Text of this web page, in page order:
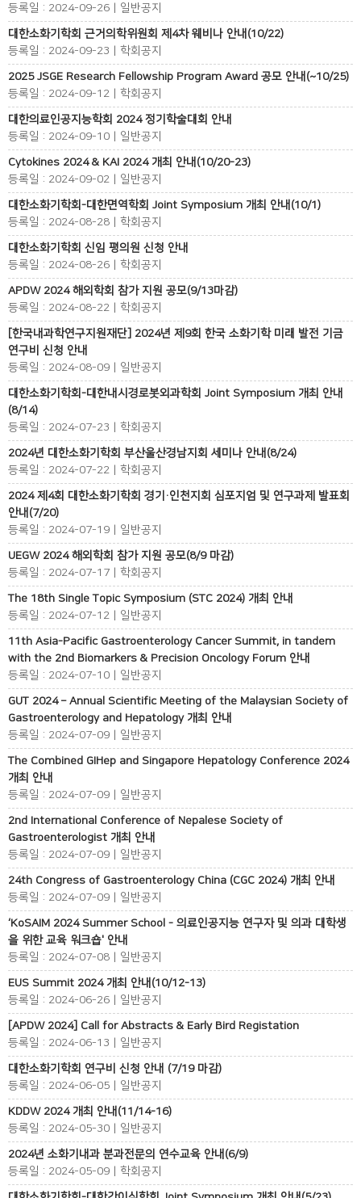
등록일 : 2024-09-26 | 일반공지
대한소화기학회 근거의학위원회 제4차 웨비나 안내(10/22)
등록일 : 2024-09-23 | 학회공지
2025 JSGE Research Fellowship Program Award 공모 안내(~10/25)
등록일 : 2024-09-12 | 학회공지
대한의료인공지능학회 2024 정기학술대회 안내
등록일 : 2024-09-10 | 일반공지
Cytokines 2024 & KAI 2024 개최 안내(10/20-23)
등록일 : 2024-09-02 | 일반공지
대한소화기학회-대한면역학회 Joint Symposium 개최 안내(10/1)
등록일 : 2024-08-28 | 학회공지
대한소화기학회 신임 평의원 신청 안내
등록일 : 2024-08-26 | 학회공지
APDW 2024 해외학회 참가 지원 공모(9/13마감)
등록일 : 2024-08-22 | 학회공지
[한국내과학연구지원재단] 2024년 제9회 한국 소화기학 미래 발전 기금
연구비 신청 안내
등록일 : 2024-08-09 | 일반공지
대한소화기학회-대한내시경로봇외과학회 Joint Symposium 개최 안내
(8/14)
등록일 : 2024-07-23 | 학회공지
2024년 대한소화기학회 부산울산경남지회 세미나 안내(8/24)
등록일 : 2024-07-22 | 학회공지
2024 제4회 대한소화기학회 경기·인천지회 심포지엄 및 연구과제 발표회
안내(7/20)
등록일 : 2024-07-19 | 일반공지
UEGW 2024 해외학회 참가 지원 공모(8/9 마감)
등록일 : 2024-07-17 | 학회공지
The 18th Single Topic Symposium (STC 2024) 개최 안내
등록일 : 2024-07-12 | 일반공지
11th Asia-Pacific Gastroenterology Cancer Summit, in tandem
with the 2nd Biomarkers & Precision Oncology Forum 안내
등록일 : 2024-07-10 | 일반공지
GUT 2024 – Annual Scientific Meeting of the Malaysian Society of
Gastroenterology and Hepatology 개최 안내
등록일 : 2024-07-09 | 일반공지
The Combined GIHep and Singapore Hepatology Conference 2024
개최 안내
등록일 : 2024-07-09 | 일반공지
2nd International Conference of Nepalese Society of
Gastroenterologist 개최 안내
등록일 : 2024-07-09 | 일반공지
24th Congress of Gastroenterology China (CGC 2024) 개최 안내
등록일 : 2024-07-09 | 일반공지
‘KoSAIM 2024 Summer School - 의료인공지능 연구자 및 의과 대학생
을 위한 교육 워크숍' 안내
등록일 : 2024-07-08 | 일반공지
EUS Summit 2024 개최 안내(10/12-13)
등록일 : 2024-06-26 | 일반공지
[APDW 2024] Call for Abstracts & Early Bird Registation
등록일 : 2024-06-13 | 일반공지
대한소화기학회 연구비 신청 안내 (7/19 마감)
등록일 : 2024-06-05 | 일반공지
KDDW 2024 개최 안내(11/14-16)
등록일 : 2024-05-30 | 일반공지
2024년 소화기내과 분과전문의 연수교육 안내(6/9)
등록일 : 2024-05-09 | 학회공지